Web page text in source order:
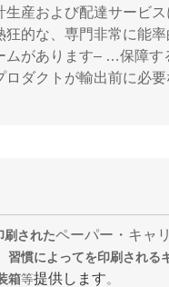
生産および配達サービ
狂的な、専門非常に能
ムがあります– …保障す
ロダクトが輸出前に必
刷されたペーパー・キャ
習慣によってを印刷される
箱等提供します。